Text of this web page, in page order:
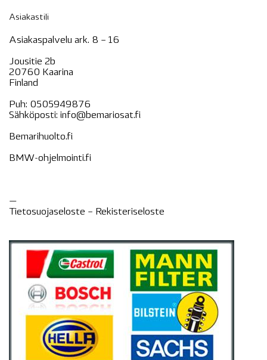
Asiakastili
Asiakaspalvelu ark. 8 – 16
Jousitie 2b
20760 Kaarina
Finland
Puh: 0505949876
Sähköposti: info@bemariosat.fi
Bemarihuolto.fi
BMW-ohjelmointi.fi
—
Tietosuojaseloste – Rekisteriseloste